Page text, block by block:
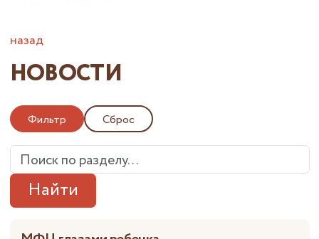
назад
НОВОСТИ
Фильтр Сброс
Найти